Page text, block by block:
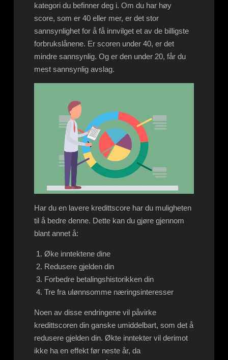
kategori du befinner deg i. Om du har høy
score, som er 40 eller mer, er det stor
sannsynlighet for å få innvilget et av de billigste
forbrukslånene. Er scoren under 40, er det
mindre sannsynlig. Og er den under 20, får du
mest sannsynlig avslag.
Har du en lavere kredittscore har du muligheten
til å bedre denne. Dette kan du gjøre gjennom
blant annet å:
Øke inntektene dine
Redusere gjelden din
Forbedre betalingshistorikken din
Tre fra ulønnsomme næringsinteresser
Noen av disse endringene vil påvirke
kredittscoren din ganske umiddelbart, som det å
redusere gjelden din. Økte inntekter vil derimot
ikke ha en effekt før neste år, da